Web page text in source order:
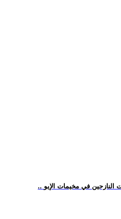
النازحين في مخيمات الإيو